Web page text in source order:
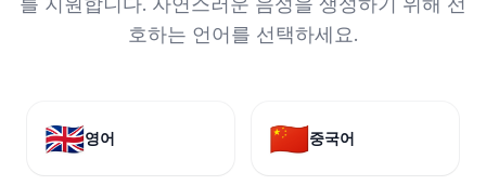
호하는 언어를 선택하세요.
🇬🇧영어 🇨🇳중국어